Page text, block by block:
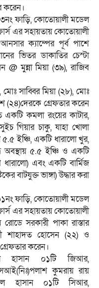
করেন।
ফাড়ি, কোতোয়ালী মডেল
এর সহায়তায় কোতোয়ালী
ক্যাম্পের পূর্ব পাশে
ভিতর ডাকাতির চেস্টা
মুন্না মিয়া (৩৯), রাজিব
সাব্বির মিয়া (২৮), মোঃ
গ্রেফতার করেন
কমলা রংয়ের কাটার,
গিয়ার চাকু, যাহা খোলা
৫.৫ ইঞ্চি, একটি ধারালো খুর,
অবস্থায় ৫.৫ ইঞ্চি ও একটি
এবং একটি বার্মিজ
বাটযুক্ত ভাঙ্গা) উদ্ধার করা
ফাড়ি, কোতোয়ালী মডেল
এর সহায়তায় কোতোয়ালী
সরকারী পাকা রাস্তার
শাহাদত হোসেন (২২) ও
করেন।
হাসান ০১টি জিআর,
কুমরায় রায়
হাসান ০১টি সিআর,